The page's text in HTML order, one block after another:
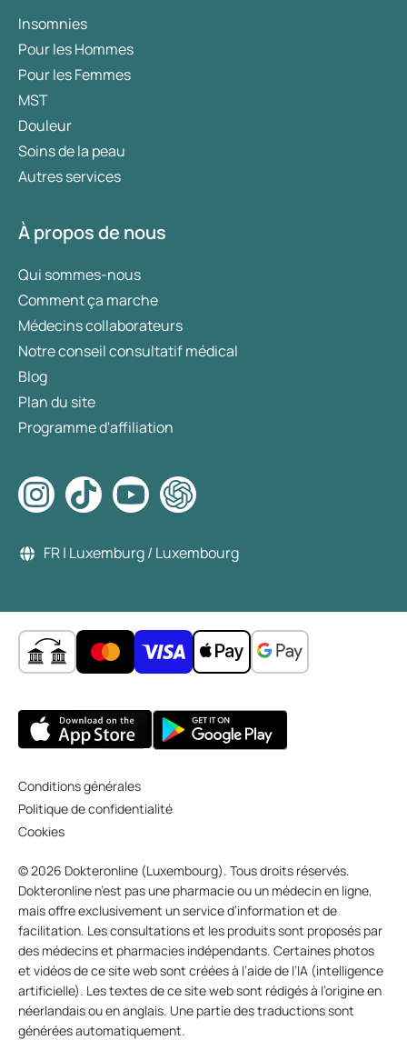
Insomnies
Pour les Hommes
Pour les Femmes
MST
Douleur
Soins de la peau
Autres services
À propos de nous
Qui sommes-nous
Comment ça marche
Médecins collaborateurs
Notre conseil consultatif médical
Blog
Plan du site
Programme d'affiliation
FR | Luxemburg / Luxembourg
Conditions générales
Politique de confidentialité
Cookies
© 2026 Dokteronline (Luxembourg). Tous droits réservés.
Dokteronline n’est pas une pharmacie ou un médecin en ligne,
mais offre exclusivement un service d’information et de
facilitation. Les consultations et les produits sont proposés par
des médecins et pharmacies indépendants. Certaines photos
et vidéos de ce site web sont créées à l’aide de l’IA (intelligence
artificielle). Les textes de ce site web sont rédigés à l’origine en
néerlandais ou en anglais. Une partie des traductions sont
générées automatiquement.